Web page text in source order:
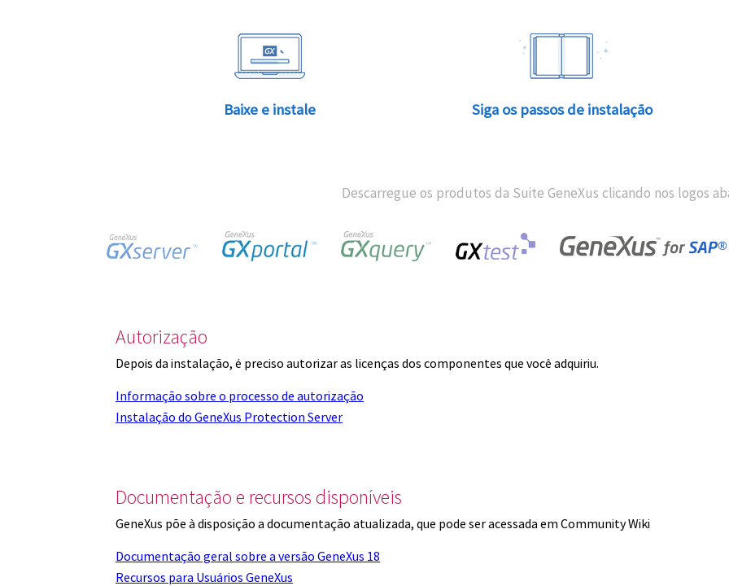
Baixe e instale Siga os passos de instalação
Descarregue os produtos da Suite GeneXus clicando nos logos
Autorização
Depois da instalação, é preciso autorizar as licenças dos componentes que você adquiriu.
Informação sobre o processo de autorização
Instalação do GeneXus Protection Server
Documentação e recursos disponíveis
GeneXus põe à disposição a documentação atualizada, que pode ser acessada em Community Wiki
Documentação geral sobre a versão GeneXus 18
Recursos para Usuários GeneXus